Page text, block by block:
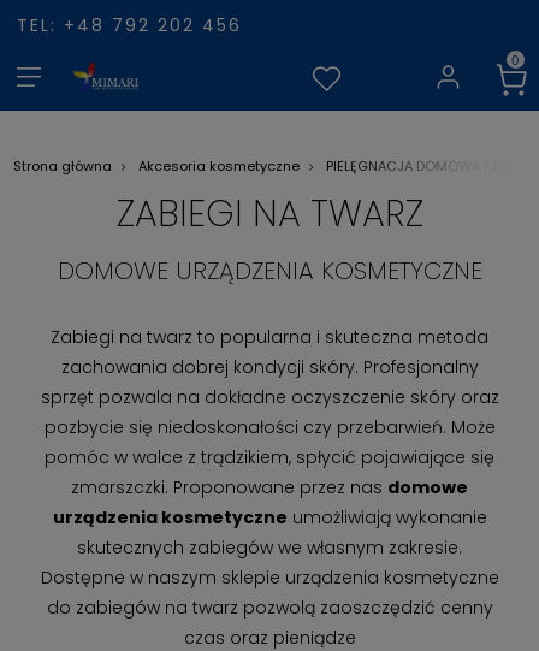
TEL: +48 792 202 456
Strona główna Akcesoria kosmetyczne PIELĘGNACJA DOMOWA I
ZABIEGI NA TWARZ
DOMOWE URZĄDZENIA KOSMETYCZNE
Zabiegi na twarz to popularna i skuteczna metoda
zachowania dobrej kondycji skóry. Profesjonalny
sprzęt pozwala na dokładne oczyszczenie skóry oraz
pozbycie się niedoskonałości czy przebarwień. Może
pomóc w walce z trądzikiem, spłycić pojawiające się
zmarszczki. Proponowane przez nas domowe
urządzenia kosmetyczne umożliwiają wykonanie
skutecznych zabiegów we własnym zakresie.
Dostępne w naszym sklepie urządzenia kosmetyczne
do zabiegów na twarz pozwolą zaoszczędzić cenny
czas oraz pieniądze